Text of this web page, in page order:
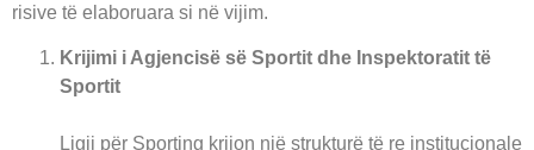
risive të elaboruara si në vijim.
Krijimi i Agjencisë së Sportit dhe Inspektoratit të
Sportit
Ligji për Sporting krijon një strukturë të re institucionale